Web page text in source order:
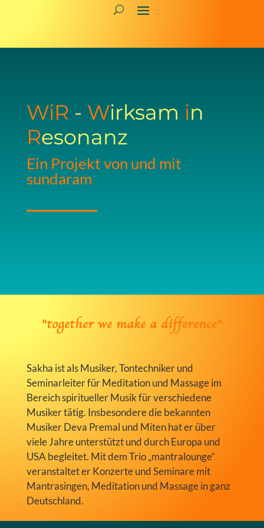
WiR - Wirksam in
Resonanz
Ein Projekt von und mit
sundaram
"together we make a difference"
Sakha ist als Musiker, Tontechniker und
Seminarleiter für Meditation und Massage im
Bereich spiritueller Musik für verschiedene
Musiker tätig. Insbesondere die bekannten
Musiker Deva Premal und Miten hat er über
viele Jahre unterstützt und durch Europa und
USA begleitet. Mit dem Trio „mantralounge“
veranstaltet er Konzerte und Seminare mit
Mantrasingen, Meditation und Massage in ganz
Deutschland.